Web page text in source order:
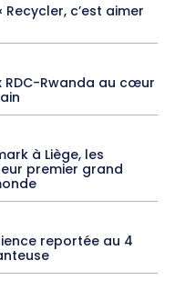
c’est aimer
RDC-Rwanda au cœur
à Liège, les
premier grand
reportée au 4